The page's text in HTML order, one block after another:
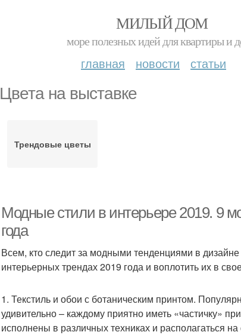
МИЛЫЙ ДОМ
море полезных идей для квартиры и
главная новости статьи
Цвета на выставке
Трендовые цветы
Модные стили в интерьере 2019. 9
года
Всем, кто следит за модными тенденциями в
интерьерных трендах 2019 года и воплотить их в
1. Текстиль и обои с ботаническим принтом.
удивительно – каждому приятно иметь «частичку»
исполнены в различных техниках и располагаться